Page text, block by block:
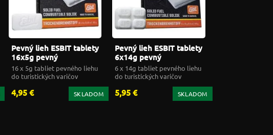
Pevný lieh ESBIT tablety
16x5g pevný
podpaľovač 00101600
16 x 5g tabliet pevného liehu
do turistických varičov
4,95 € SKLADOM
Pevný lieh ESBIT tablety
6x14g pevný
podpaľovač 00112100
6 x 14g tabliet pevného liehu
do turistických varičov
5,95 € SKLADOM